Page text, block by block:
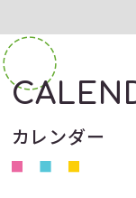
カレンダー